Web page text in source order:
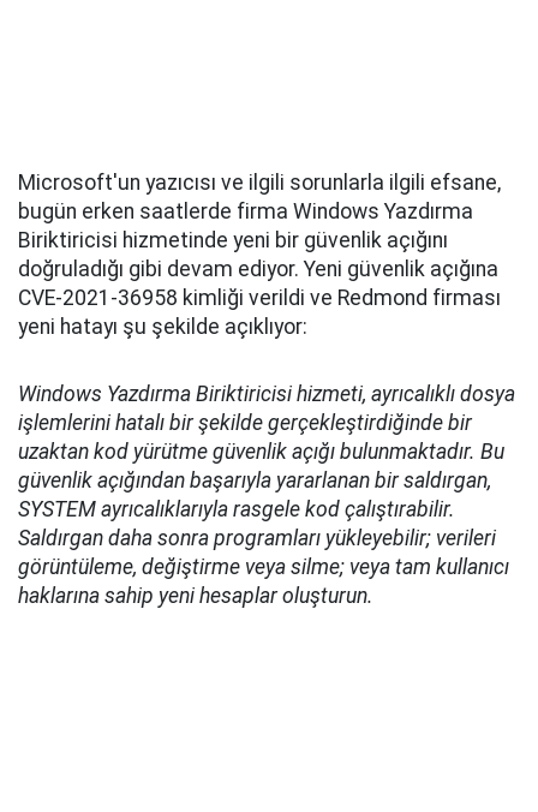
Microsoft'un yazıcısı ve ilgili sorunlarla ilgili efsane,
bugün erken saatlerde firma Windows Yazdırma
Biriktiricisi hizmetinde yeni bir güvenlik açığını
doğruladığı gibi devam ediyor. Yeni güvenlik açığına
CVE-2021-36958 kimliği verildi ve Redmond firması
yeni hatayı şu şekilde açıklıyor:
Windows Yazdırma Biriktiricisi hizmeti, ayrıcalıklı dosya
işlemlerini hatalı bir şekilde gerçekleştirdiğinde bir
uzaktan kod yürütme güvenlik açığı bulunmaktadır. Bu
güvenlik açığından başarıyla yararlanan bir saldırgan,
SYSTEM ayrıcalıklarıyla rasgele kod çalıştırabilir.
Saldırgan daha sonra programları yükleyebilir; verileri
görüntüleme, değiştirme veya silme; veya tam kullanıcı
haklarına sahip yeni hesaplar oluşturun.